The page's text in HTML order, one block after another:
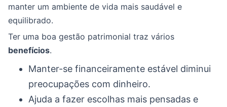
manter um ambiente de vida mais saudável e
equilibrado.
Ter uma boa gestão patrimonial traz vários
benefícios.
Manter-se financeiramente estável diminui
preocupações com dinheiro.
Ajuda a fazer escolhas mais pensadas e